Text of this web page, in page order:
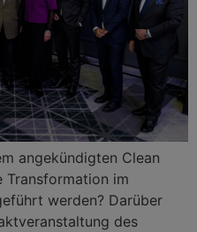
angekündigten Clean
Transformation im
werden? Darüber
des